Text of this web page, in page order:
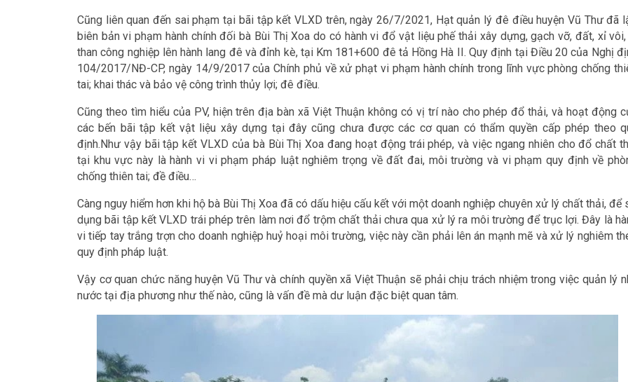
Cũng liên quan đến sai phạm tại bãi tập kết VLXD trên, ngày 26/7/2021, Hạt quản lý đê điều huyện Vũ Thư đã
biên bản vi phạm hành chính đối bà Bùi Thị Xoa do có hành vi đổ vật liệu phế thải xây dựng, gạch vỡ, đất, xỉ
than công nghiệp lên hành lang đê và đỉnh kè, tại Km 181+600 đê tả Hồng Hà II. Quy định tại Điều 20 của Nghị
104/2017/NĐ-CP, ngày 14/9/2017 của Chính phủ về xử phạt vi phạm hành chính trong lĩnh vực phòng chống
tai; khai thác và bảo vệ công trình thủy lợi; đê điều.
Cũng theo tìm hiểu của PV, hiện trên địa bàn xã Việt Thuận không có vị trí nào cho phép đổ thải, và hoạt động
các bến bãi tập kết vật liệu xây dựng tại đây cũng chưa được các cơ quan có thẩm quyền cấp phép theo
định.Như vậy bãi tập kết VLXD của bà Bùi Thị Xoa đang hoạt động trái phép, và việc ngang nhiên cho đổ chất
tại khu vực này là hành vi vi phạm pháp luật nghiêm trọng về đất đai, môi trường và vi phạm quy định về
chống thiên tai; đề điều…
Càng nguy hiểm hơn khi hộ bà Bùi Thị Xoa đã có dấu hiệu cấu kết với một doanh nghiệp chuyên xử lý chất thải, để
dụng bãi tập kết VLXD trái phép trên làm nơi đổ trộm chất thải chưa qua xử lý ra môi trường để trục lợi. Đây là
vi tiếp tay trắng trợn cho doanh nghiệp huỷ hoại môi trường, việc này cần phải lên án mạnh mẽ và xử lý nghiêm
quy định pháp luật.
Vậy cơ quan chức năng huyện Vũ Thư và chính quyền xã Việt Thuận sẽ phải chịu trách nhiệm trong việc quản lý
nước tại địa phương như thế nào, cũng là vấn đề mà dư luận đặc biệt quan tâm.